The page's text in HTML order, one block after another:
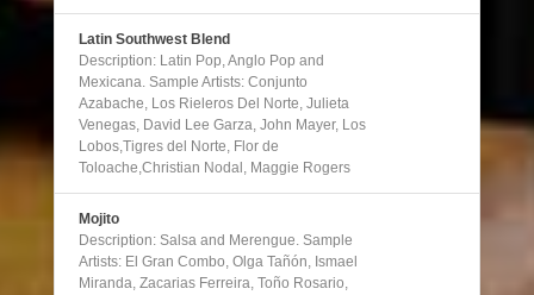
Latin Southwest Blend
Description: Latin Pop, Anglo Pop and
Mexicana. Sample Artists: Conjunto
Azabache, Los Rieleros Del Norte, Julieta
Venegas, David Lee Garza, John Mayer, Los
Lobos,Tigres del Norte, Flor de
Toloache,Christian Nodal, Maggie Rogers
Mojito
Description: Salsa and Merengue. Sample
Artists: El Gran Combo, Olga Tañón, Ismael
Miranda, Zacarias Ferreira, Toño Rosario,